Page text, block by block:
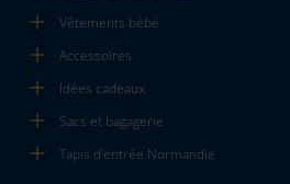
Vêtements bébé
Accessoires
Idées cadeaux
Sacs et bagagerie
Tapis d'entrée Normandie